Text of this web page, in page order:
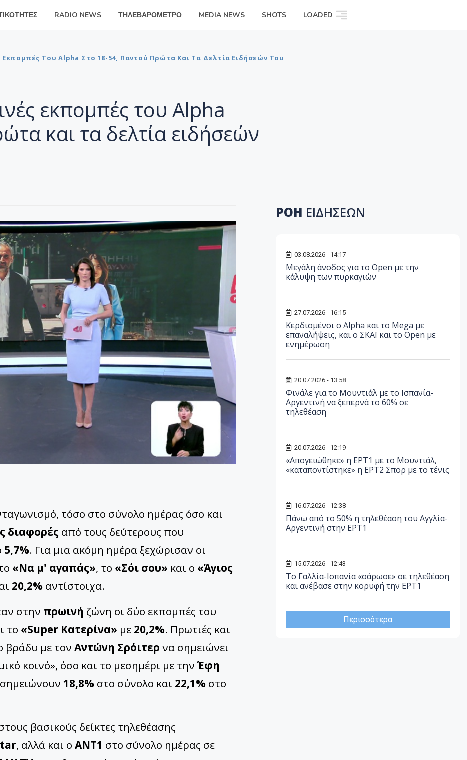
RADIO NEWS ΤΗΛΕΒΑΡΟΜΕΤΡΟ MEDIA NEWS SHOTS LOADED
Εκπομπές Του Alpha Στο 18-54, Παντού Πρώτα Και Τα Δελτία Ειδήσεών Του
εκπομπές του Alpha
και τα δελτία ειδήσεών
τόσο στο σύνολο ημέρας όσο και
διαφορές από τους δεύτερους που
5,7%. Για μια ακόμη ημέρα ξεχώρισαν οι
«Να μ' αγαπάς», το «Σόι σου» και ο «Άγιος
20,2% αντίστοιχα.
στην πρωινή ζώνη οι δύο εκπομπές του
το «Super Κατερίνα» με 20,2%. Πρωτιές και
βράδυ με τον Αντώνη Σρόιτερ να σημειώνει
κοινό», όσο και το μεσημέρι με τηνΈφη
18,8% στο σύνολο και 22,1% στο
βασικούς δείκτες τηλεθέασης
, αλλά και ο ΑΝΤ1 στο σύνολο ημέρας σε
ΡΟΗ ΕΙΔΗΣΕΩΝ
03.08.2026 - 14:17
Μεγάλη άνοδος για το Open με την
κάλυψη των πυρκαγιών
27.07.2026 - 16:15
Κερδισμένοι ο Alpha και το Mega με
επαναλήψεις, και ο ΣΚΑΪ και το Open με
ενημέρωση
20.07.2026 - 13:58
Φινάλε για το Μουντιάλ με το Ισπανία-
Αργεντινή να ξεπερνά το 60% σε
τηλεθέαση
20.07.2026 - 12:19
«Απογειώθηκε» η ΕΡΤ1 με το Μουντιάλ,
«καταποντίστηκε» η ΕΡΤ2 Σπορ με το τένις
16.07.2026 - 12:38
Πάνω από το 50% η τηλεθέαση του Αγγλία-
Αργεντινή στην ΕΡΤ1
15.07.2026 - 12:43
Το Γαλλία-Ισπανία «σάρωσε» σε τηλεθέαση
και ανέβασε στην κορυφή την ΕΡΤ1
Περισσότερα